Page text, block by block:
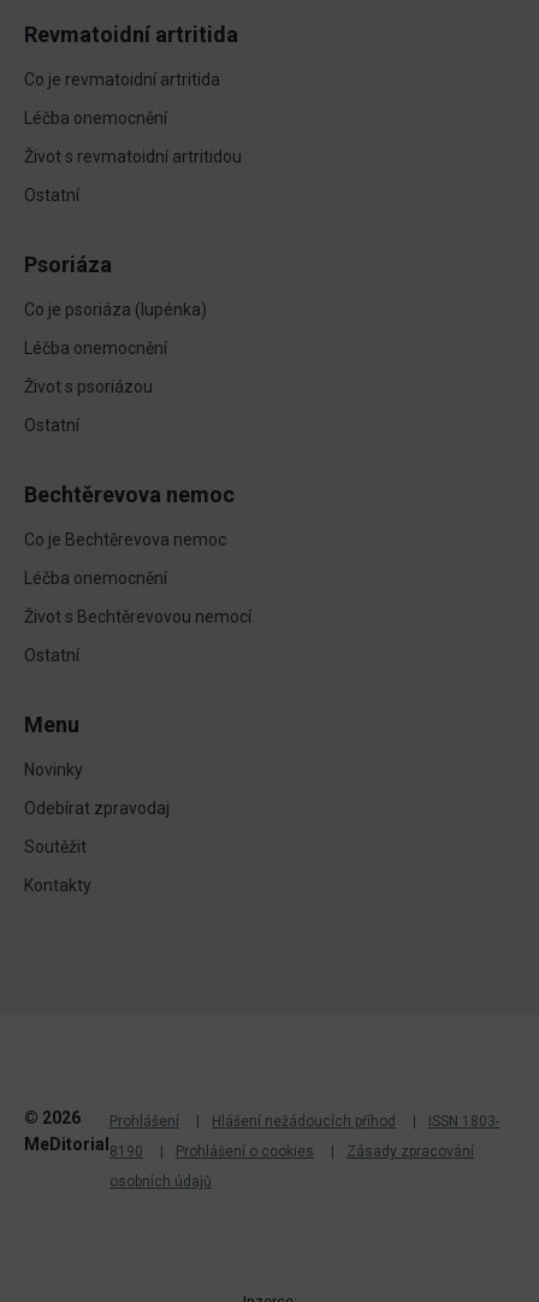
Revmatoidní artritida
Co je revmatoidní artritida
Léčba onemocnění
Život s revmatoidní artritidou
Ostatní
Psoriáza
Co je psoriáza (lupénka)
Léčba onemocnění
Život s psoriázou
Ostatní
Bechtěrevova nemoc
Co je Bechtěrevova nemoc
Léčba onemocnění
Život s Bechtěrevovou nemocí
Ostatní
Menu
Novinky
Odebírat zpravodaj
Soutěžit
Kontakty
© 2026
MeDitorial
Prohlášení Hlášení nežádoucích příhod
ISSN 1803-
8190
Prohlášení o cookies
Zásady zpracování
osobních údajů